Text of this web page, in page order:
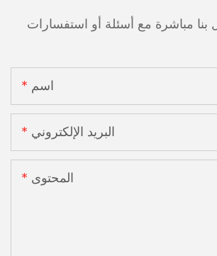
اسم
البريد الإلكتروني
المحتوى